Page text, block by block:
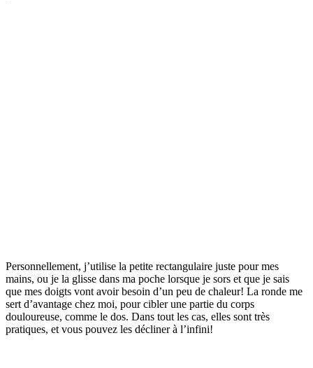
Personnellement, j’utilise la petite rectangulaire juste pour mes
mains, ou je la glisse dans ma poche lorsque je sors et que je sais
que mes doigts vont avoir besoin d’un peu de chaleur! La ronde me
sert d’avantage chez moi, pour cibler une partie du corps
douloureuse, comme le dos. Dans tout les cas, elles sont très
pratiques, et vous pouvez les décliner à l’infini!